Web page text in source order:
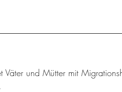
Väter und Mütter mit